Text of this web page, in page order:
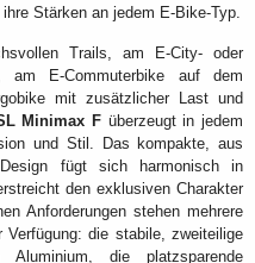
Stärken an jedem E-Bike-Typ.
Trails, am E-City- oder
am E-Commuterbike auf dem
mit zusätzlicher Last und
Minimax F überzeugt in jedem
und Stil. Das kompakte, aus
Design fügt sich harmonisch in
den exklusiven Charakter
Anforderungen stehen mehrere
die stabile, zweiteilige
Aluminium, die platzsparende